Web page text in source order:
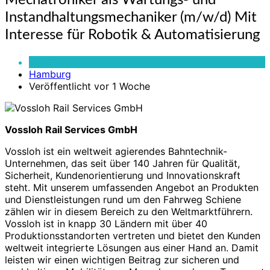
als
Wartungs-
und
(m/w/d)
Interesse
Robotik
Automatisierung
Instandhaltungsmechaniker (m/w/d) Mit
Interesse für Robotik & Automatisierung
Hamburg
Veröffentlicht vor 1 Woche
Vossloh Rail Services GmbH
Vossloh ist ein weltweit agierendes Bahntechnik-
Unternehmen, das seit über 140 Jahren für Qualität,
Sicherheit, Kundenorientierung und Innovationskraft
steht. Mit unserem umfassenden Angebot an Produkten
und Dienstleistungen rund um den Fahrweg Schiene
zählen wir in diesem Bereich zu den Weltmarktführern.
Vossloh ist in knapp 30 Ländern mit über 40
Produktionsstandorten vertreten und bietet den Kunden
weltweit integrierte Lösungen aus einer Hand an. Damit
leisten wir einen wichtigen Beitrag zur sicheren und